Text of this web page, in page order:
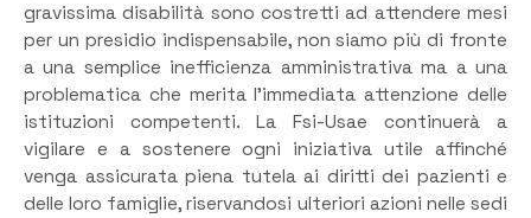
gravissima disabilità sono costretti ad attendere mesi
per un presidio indispensabile, non siamo più di fronte
a una semplice inefficienza amministrativa ma a una
problematica che merita l’immediata attenzione delle
istituzioni competenti. La Fsi-Usae continuerà a
vigilare e a sostenere ogni iniziativa utile affinché
venga assicurata piena tutela ai diritti dei pazienti e
delle loro famiglie, riservandosi ulteriori azioni nelle sedi